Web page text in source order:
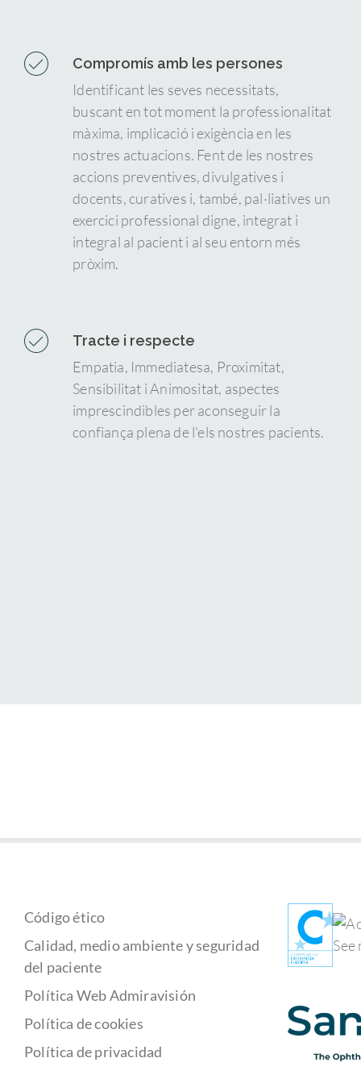
Compromís amb les persones
Identificant les seves necessitats,
buscant en tot moment la professionalitat
màxima, implicació i exigència en les
nostres actuacions. Fent de les nostres
accions preventives, divulgatives i
docents, curatives i, també, pal·liatives un
exercici professional digne, integrat i
integral al pacient i al seu entorn més
pròxim.
Tracte i respecte
Empatia, Immediatesa, Proximitat,
Sensibilitat i Animositat, aspectes
imprescindibles per aconseguir la
confiança plena de l'els nostres pacients.
Código ético
Calidad, medio ambiente y seguridad
del paciente
Política Web Admiravisión
Política de cookies
Política de privacidad